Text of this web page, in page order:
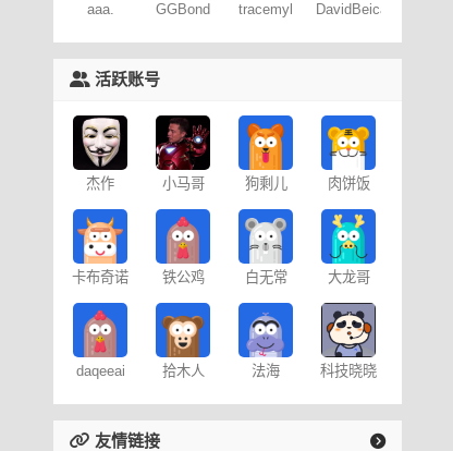
aaa. GGBond tracemyl DavidBeica
活跃账号
杰作 小马哥 狗剩儿 肉饼饭
卡布奇诺 铁公鸡 白无常 大龙哥
daqeeai 拾木人 法海 科技晓晓
友情链接